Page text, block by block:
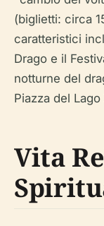
(biglietti: circa
caratteristici
Drago e il
notturne del
Piazza del Lago
Vita